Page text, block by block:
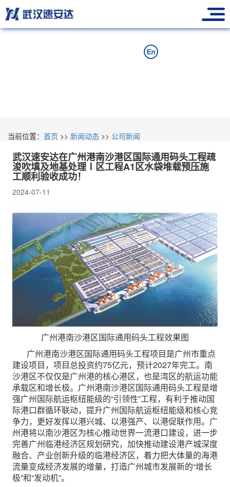
当前位置： 首页 >> 新闻动态 >> 公司新闻
武汉速安达在广州港南沙港区国际通用码头工程疏
浚吹填及地基处理Ⅰ区工程A1区水袋堆载预压施
工顺利验收成功！
2024-07-11
广州港南沙港区国际通用码头工程效果图
广州港南沙港区国际通用码头工程项目是广州市重点
建设项目，项目总投资约75亿元，预计2027年完工。南
沙港区不仅仅是广州港的核心港区，也是湾区的航运功能
承载区和增长极。广州港南沙港区国际通用码头工程是增
强广州国际航运枢纽能级的“引领性”工程，有利于推动国
际港口群循环联动，提升广州国际航运枢纽能级和核心竞
争力，更好发挥以港兴城、以港强产、以港促联作用。广
州港将以南沙港区为核心推动世界一流港口建设，进一步
完善广州临港经济区规划研究，加快推动建设港产城深度
融合、产业创新升级的临港经济区，着力把大体量的海港
流量变成经济发展的增量，打造广州城市发展新的“增长
极”和“发动机”。